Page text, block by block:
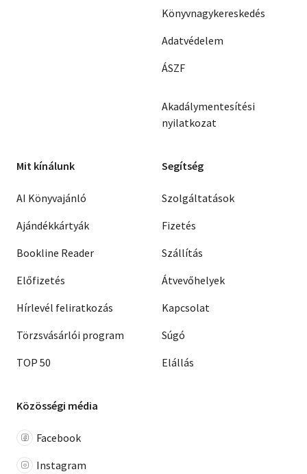
Könyvnagykereskedés
Adatvédelem
ÁSZF
Akadálymentesítési
nyilatkozat
Mit kínálunk
AI Könyvajánló
Ajándékkártyák
Bookline Reader
Előfizetés
Hírlevél feliratkozás
Törzsvásárlói program
TOP 50
Segítség
Szolgáltatások
Fizetés
Szállítás
Átvevőhelyek
Kapcsolat
Súgó
Elállás
Közösségi média
Facebook
Instagram